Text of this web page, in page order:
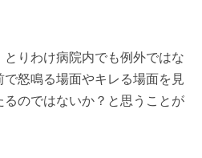
りわけ病院内でも例外ではな
で怒鳴る場面やキレる場面を見
のではないか？と思うことが